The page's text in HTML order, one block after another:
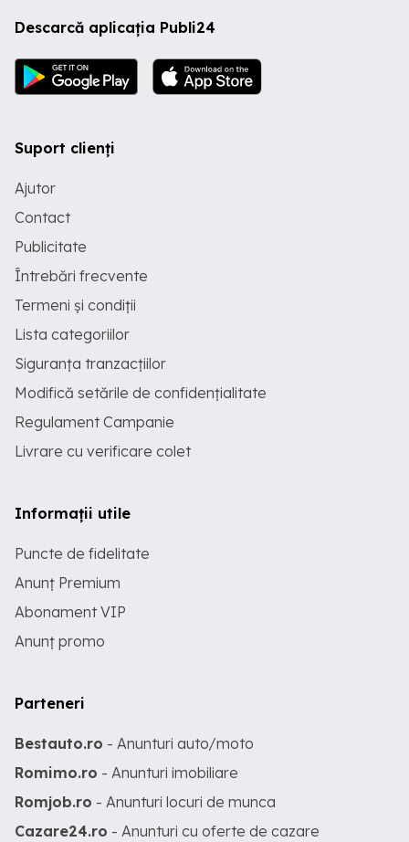
Descarcă aplicația Publi24
Suport clienți
Ajutor
Contact
Publicitate
Întrebări frecvente
Termeni și condiții
Lista categoriilor
Siguranța tranzacțiilor
Modifică setările de confidențialitate
Regulament Campanie
Livrare cu verificare colet
Informații utile
Puncte de fidelitate
Anunț Premium
Abonament VIP
Anunț promo
Parteneri
Bestauto.ro - Anunturi auto/moto
Romimo.ro - Anunturi imobiliare
Romjob.ro - Anunturi locuri de munca
Cazare24.ro - Anunturi cu oferte de cazare